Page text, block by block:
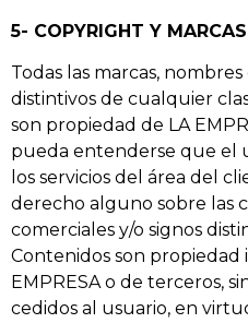
5- COPYRIGHT Y
Todas las marcas,
distintivos de cualquier
son propiedad de LA
pueda entenderse que el
los servicios del área del
derecho alguno sobre las
comerciales y/o signos
Contenidos son
EMPRESA o de terceros,
cedidos al usuario, en